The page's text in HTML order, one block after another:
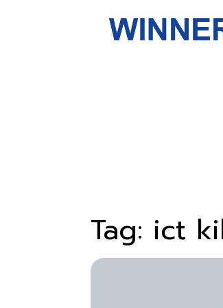
Tag: ict